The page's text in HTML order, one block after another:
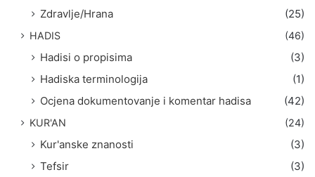
Zdravlje/Hrana
(25)
HADIS (46)
Hadisi o propisima
(3)
Hadiska terminologija
(1)
Ocjena dokumentovanje i komentar hadisa
(42)
KUR'AN (24)
Kur'anske znanosti
(3)
Tefsir
(3)